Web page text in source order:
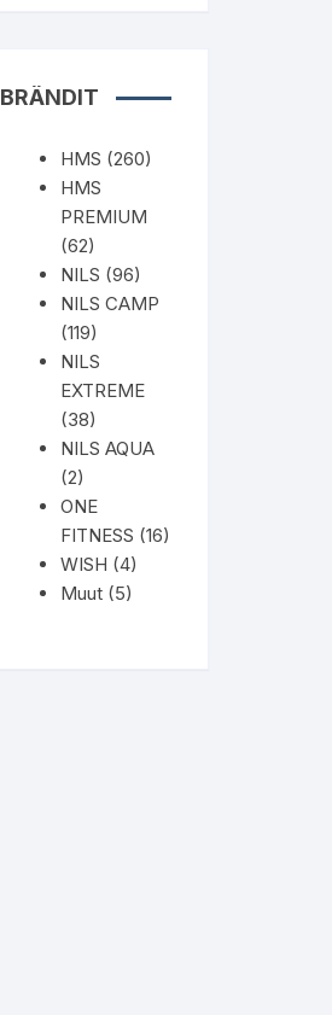
BRÄNDIT
HMS (260)
HMS
PREMIUM
(62)
NILS (96)
NILS CAMP
(119)
NILS
EXTREME
(38)
NILS AQUA
(2)
ONE
FITNESS (16)
WISH (4)
Muut (5)